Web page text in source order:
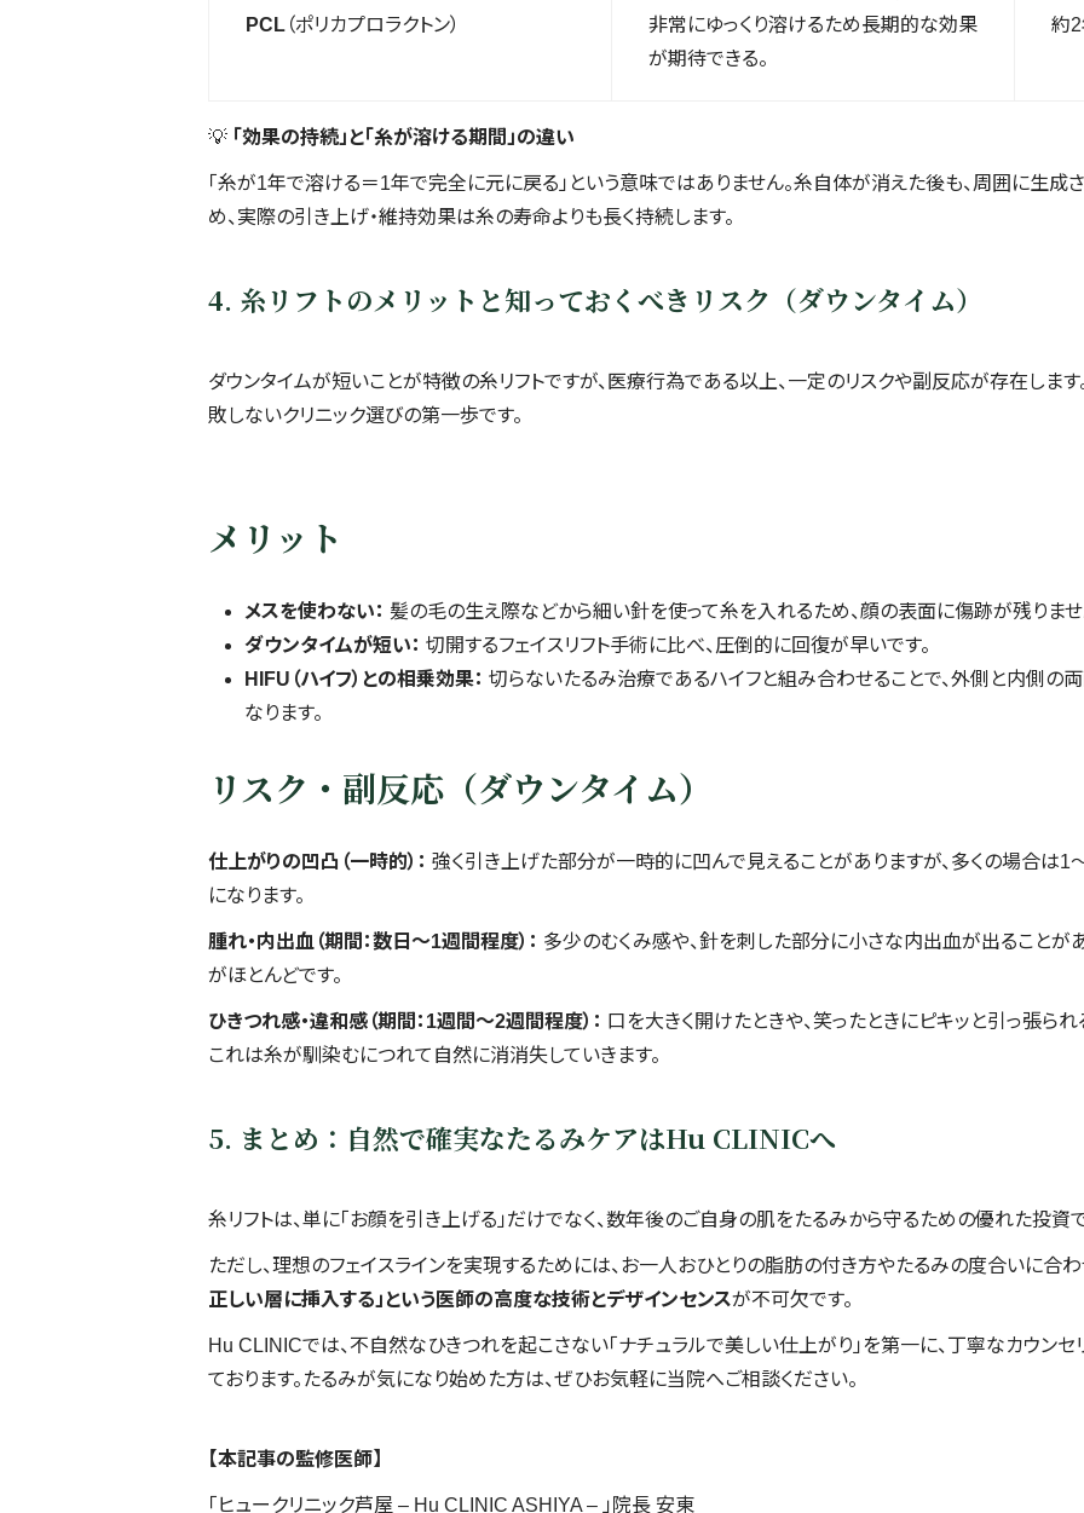
PCL （ポリカプロラクトン）
非常にゆっくり溶けるため長期的な効果
が期待できる。
約
💡 「効果の持続」と「糸が溶ける期間」の違い
「糸が1年で溶ける＝1年で完全に元に戻る」という意味ではありません。糸自体が消えた後も、周囲に生
め、実際の引き上げ・維持効果は糸の寿命よりも長く持続します。
4. 糸リフトのメリットと知っておくべきリスク（ダウンタイム）
ダウンタイムが短いことが特徴の糸リフトですが、医療行為である以上、一定のリスクや副反応が存在します
敗しないクリニック選びの第一歩です。
メリット
メスを使わない： 髪の毛の生え際などから細い針を使って糸を入れるため、顔の表面に傷跡が残りませ
ダウンタイムが短い： 切開するフェイスリフト手術に比べ、圧倒的に回復が早いです。
HIFU（ハイフ）との相乗効果： 切らないたるみ治療であるハイフと組み合わせることで、外側と内側の
なります。
リスク・副反応（ダウンタイム）
仕上がりの凹凸（一時的）： 強く引き上げた部分が一時的に凹んで見えることがありますが、多くの場合は
になります。
腫れ・内出血（期間：数日〜1週間程度）： 多少のむくみ感や、針を刺した部分に小さな内出血が出ることが
がほとんどです。
ひきつれ感・違和感（期間：1週間〜2週間程度）： 口を大きく開けたときや、笑ったときにピキッと引っ張ら
これは糸が馴染むにつれて自然に消消失していきます。
5. まとめ：自然で確実なたるみケアはHu CLINICへ
糸リフトは、単に「お顔を引き上げる」だけでなく、数年後のご自身の肌をたるみから守るための優れた投資
ただし、理想のフェイスラインを実現するためには、お一人おひとりの脂肪の付き方やたるみの度合いに合わ
正しい層に挿入する」という医師の高度な技術とデザインセンスが不可欠です。
Hu CLINICでは、不自然なひきつれを起こさない「ナチュラルで美しい仕上がり」を第一に、丁寧なカウン
ております。たるみが気になり始めた方は、ぜひお気軽に当院へご相談ください。
【本記事の監修医師】
「ヒュークリニック芦屋 – Hu CLINIC ASHIYA – 」院長 安東